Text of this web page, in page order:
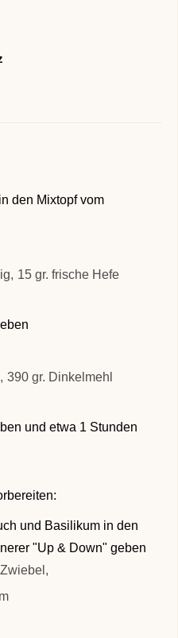
den Mixtopf vom
15 gr. frische Hefe
390 gr. Dinkelmehl
und etwa 1 Stunden
und Basilikum in den
"Up & Down" geben